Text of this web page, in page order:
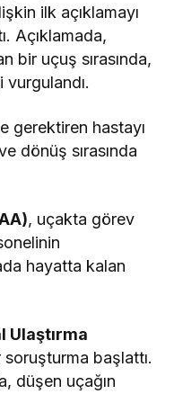
ilk açıklamayı
Açıklamada,
bir uçuş sırasında,
gerektiren hastayı
dönüş sırasında
, uçakta görev
hayatta kalan
Ulaştırma
soruşturma başlattı.
düşen uçağın